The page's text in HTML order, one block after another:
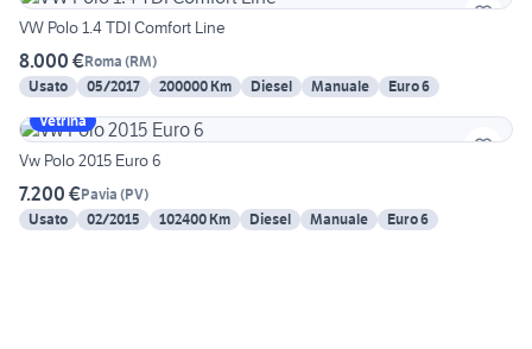
VW Polo 1.4 TDI Comfort Line
8.000 €Roma (RM)
Usato
05/2017 200000 Km Diesel Manuale
Euro 6
Vetrina
Vw Polo 2015 Euro 6
7.200 €Pavia (PV)
Usato
02/2015 102400 Km Diesel Manuale Euro 6